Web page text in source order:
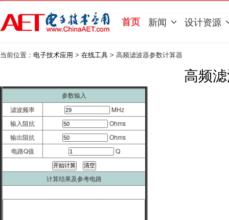
首页 新闻 设计资源
当前位置： 电子技术应用 > 在线工具 > 高频滤波器参数计算器
高频
参数输入
滤波频率
MHz
输入阻抗
Ohms
输出阻抗
Ohms
电路Q值
Q
计算结果及参考电路